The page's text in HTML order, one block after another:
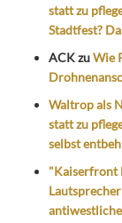
statt zu
Stadtfest?
ACKzuWie
Waltrop als
statt zu
selbst
"Kaiserfront